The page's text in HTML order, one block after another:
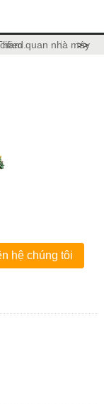
quan nhà máy
>>
hệ chúng tôi